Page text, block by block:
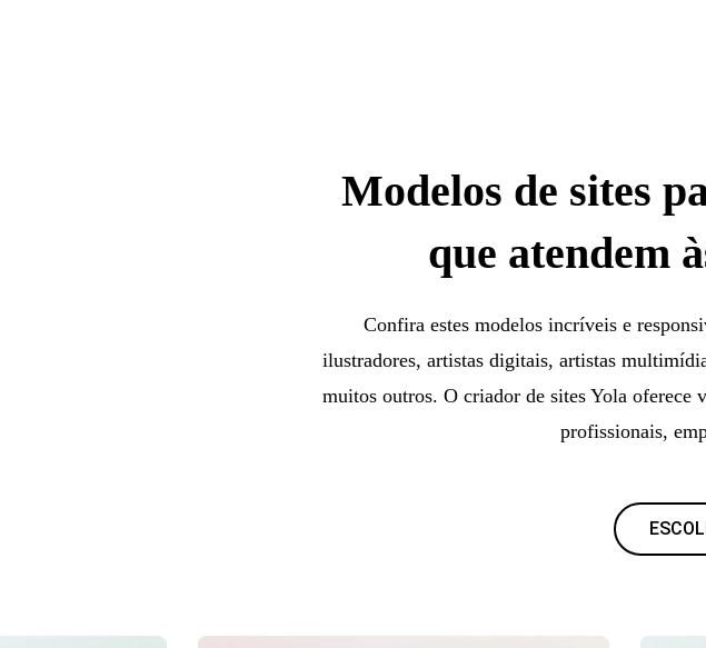
Modelos de sites
que atendem
Confira estes modelos incríveis e
ilustradores, artistas digitais, artistas
muitos outros. O criador de sites Yola oferece
profissionais,